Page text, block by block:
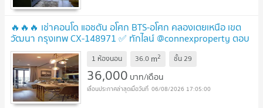
🔥🔥🔥 เช่าคอนโด แอชตัน อโศก BTS-อโศก คลองเตยเหนือ เขต
วัฒนา กรุงเทพ CX-148971 ✅ ทักไลน์ @connexproperty ตอบ
ทันที ทีมงานมืออาชีพ ✅ 🔥🔥🔥
1 ห้องนอน 36.0 m2 ชั้น29
36,000 บาท/เดือน
06/08/2026 17:05:00